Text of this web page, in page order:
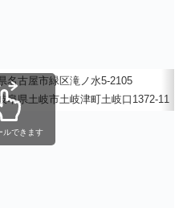
名古屋市緑区滝ノ水5-2105
阜県土岐市土岐津町土岐口1372-11
ルできます